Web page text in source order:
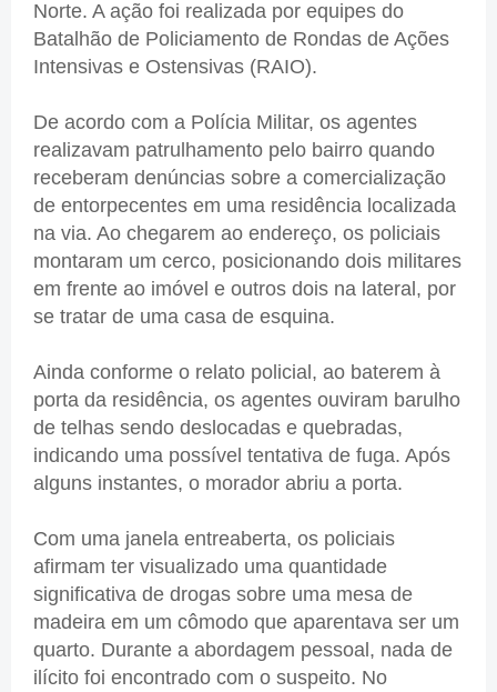
Norte. A ação foi realizada por equipes do
Batalhão de Policiamento de Rondas de Ações
Intensivas e Ostensivas (RAIO).
De acordo com a Polícia Militar, os agentes
realizavam patrulhamento pelo bairro quando
receberam denúncias sobre a comercialização
de entorpecentes em uma residência localizada
na via. Ao chegarem ao endereço, os policiais
montaram um cerco, posicionando dois militares
em frente ao imóvel e outros dois na lateral, por
se tratar de uma casa de esquina.
Ainda conforme o relato policial, ao baterem à
porta da residência, os agentes ouviram barulho
de telhas sendo deslocadas e quebradas,
indicando uma possível tentativa de fuga. Após
alguns instantes, o morador abriu a porta.
Com uma janela entreaberta, os policiais
afirmam ter visualizado uma quantidade
significativa de drogas sobre uma mesa de
madeira em um cômodo que aparentava ser um
quarto. Durante a abordagem pessoal, nada de
ilícito foi encontrado com o suspeito. No